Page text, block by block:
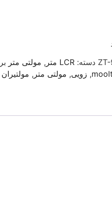
دسته: LCR متر , مولتی متر
, زویی, مولتی متر , مولتیران